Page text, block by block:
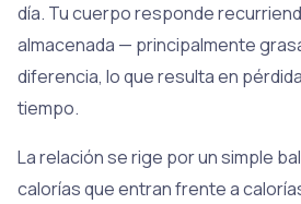
día. Tu cuerpo responde
almacenada — principalmente
diferencia, lo que resulta en
tiempo.
La relación se rige por un simple
calorías que entran frente a